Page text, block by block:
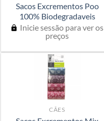
Sacos Excrementos Poo
100% Biodegradaveis
Inicie sessão para ver os
preços
CÃES